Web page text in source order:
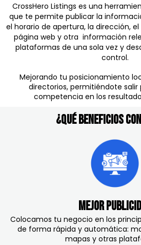
CrossHero Listings es una
que te permite publicar la
el horario de apertura, la dirección,
página web y otra información
plataformas de una sola vez y
control.
Mejorando tu posicionamiento
directorios, permitiéndote salir
competencia en los
¿Qué Beneficios
Mejor
Colocamos tu negocio en los
de forma rápida y automática:
mapas y otras